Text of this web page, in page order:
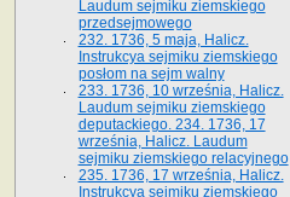
Laudum sejmiku ziemskiego
przedsejmowego
232. 1736, 5 maja, Halicz.
Instrukcya sejmiku ziemskiego
posłom na sejm walny
233. 1736, 10 września, Halicz.
Laudum sejmiku ziemskiego
deputackiego. 234. 1736, 17
września, Halicz. Laudum
sejmiku ziemskiego relacyjnego
235. 1736, 17 września, Halicz.
Instrukcya sejmiku ziemskiego